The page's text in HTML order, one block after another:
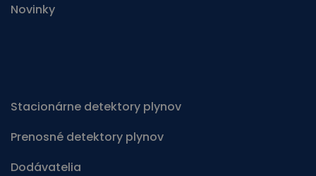
Novinky
Stacionárne detektory plynov
Prenosné detektory plynov
Dodávatelia